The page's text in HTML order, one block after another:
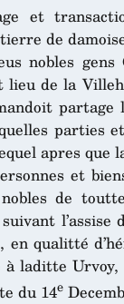
et
de
nobles
de la
parties
apres
et
de
en qualitté
laditte
du 14e